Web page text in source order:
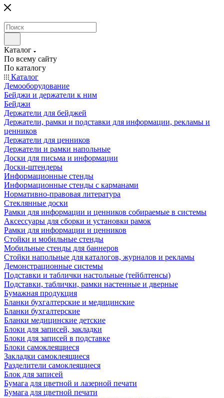
Каталог
По всему сайту
По каталогу
Каталог
Демооборудование
Бейджи и держатели к ним
Бейджи
Держатели для бейджей
Держатели, рамки и подставки для информации, рекламы и
ценников
Держатели для ценников
Держатели и рамки напольные
Доски для письма и информации
Доски-штендеры
Информационные стенды
Информационные стенды с карманами
Нормативно-правовая литература
Стеклянные доски
Рамки для информации и ценников собираемые в системы
Аксессуары для сборки и установки рамок
Рамки для информации и ценников
Стойки и мобильные стенды
Мобильные стенды для баннеров
Стойки напольные для каталогов, журналов и рекламы
Демонстрационные системы
Подставки и таблички настольные (тейблтенсы)
Подставки, таблички, рамки настенные и дверные
Бумажная продукция
Бланки бухгалтерские и медицинские
Бланки бухгалтерские
Бланки медицинские детские
Блоки для записей, закладки
Блоки для записей в подставке
Блоки самоклеящиеся
Закладки самоклеящиеся
Разделители самоклеящиеся
Блок для записей
Бумага для цветной и лазерной печати
Бумага для цветной печати